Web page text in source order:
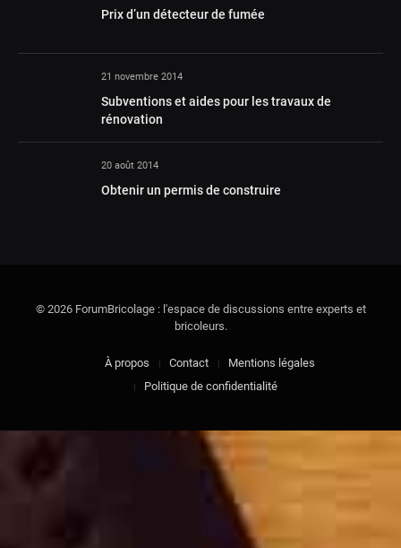
Prix d’un détecteur de fumée
21 novembre 2014
Subventions et aides pour les travaux de
rénovation
20 août 2014
Obtenir un permis de construire
© 2026 ForumBricolage : l'espace de discussions entre experts et
bricoleurs.
À propos Contact
Mentions légales
Politique de confidentialité